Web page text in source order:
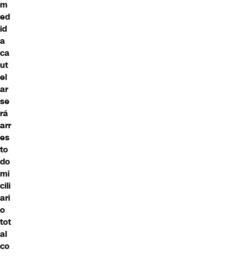
m
ed
id
a
ca
ut
el
ar
se
rá
arr
es
to
do
mi
cili
ari
o
tot
al
co